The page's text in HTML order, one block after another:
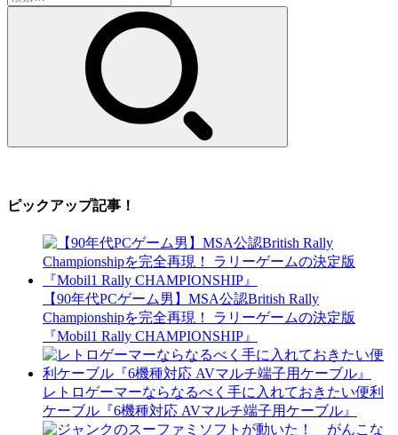
索:
ピックアップ記事！
【90年代PCゲーム男】MSA公認British Rally
Championshipを完全再現！ ラリーゲームの決定版
『Mobil1 Rally CHAMPIONSHIP』
レトロゲーマーならなるべく手に入れておきたい便利
ケーブル『6機種対応 AVマルチ端子用ケーブル』